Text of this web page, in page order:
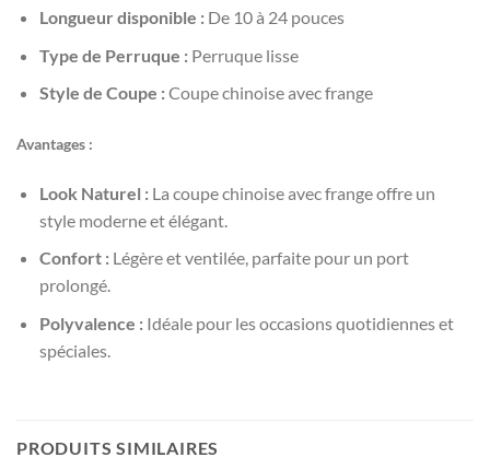
Longueur disponible :De 10 à 24 pouces
Type de Perruque :Perruque lisse
Style de Coupe :Coupe chinoise avec frange
Avantages :
Look Naturel :La coupe chinoise avec frange offre un
style moderne et élégant.
Confort :Légère et ventilée, parfaite pour un port
prolongé.
Polyvalence :Idéale pour les occasions quotidiennes et
spéciales.
PRODUITS SIMILAIRES